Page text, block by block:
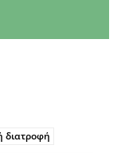
διατροφή